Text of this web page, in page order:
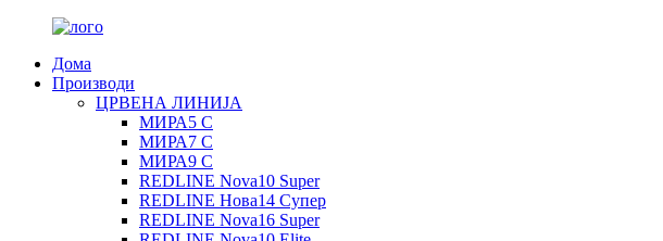
Дома
Производи
ЦРВЕНА ЛИНИЈА
МИРА5 С
МИРА7 С
МИРА9 С
REDLINE Nova10 Super
REDLINE Нова14 Супер
REDLINE Nova16 Super